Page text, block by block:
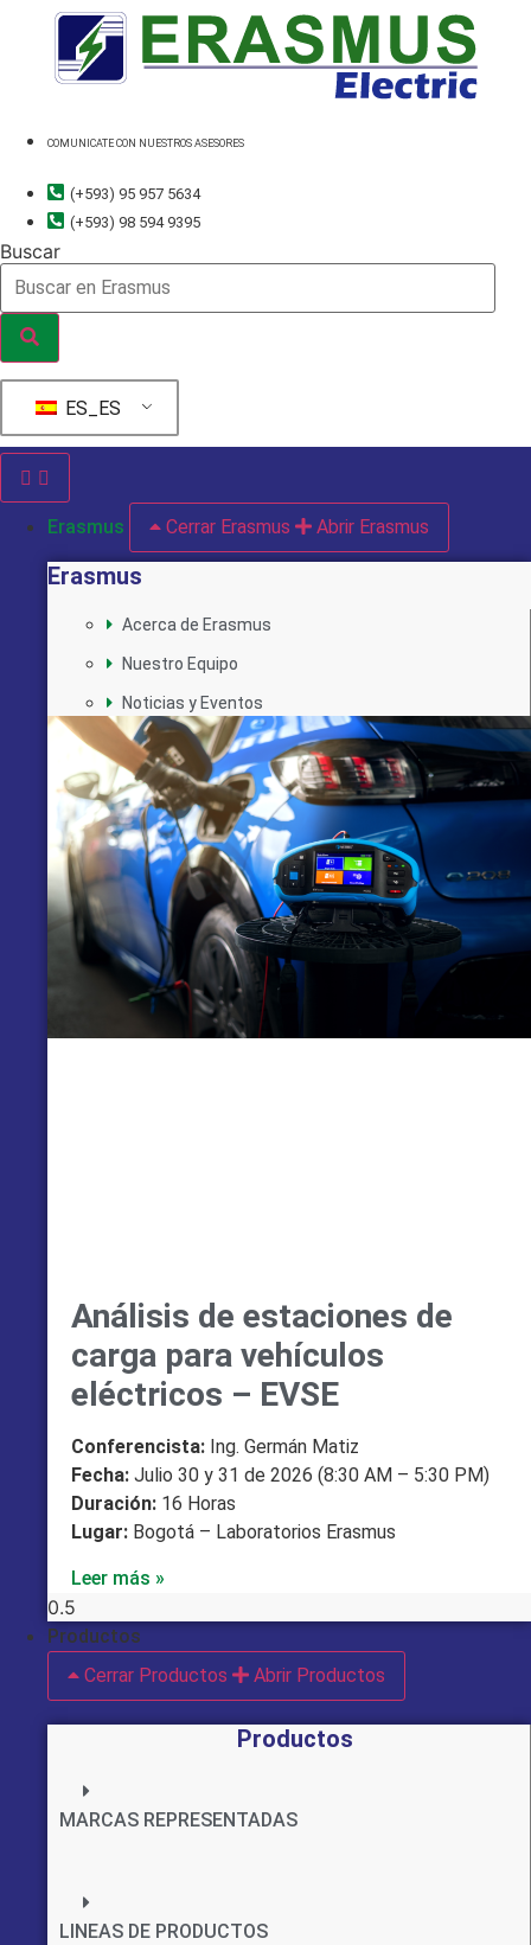
contenido
COMUNICATE CON NUESTROS ASESORES
(+593) 95 957 5634
(+593) 98 594 9395
Buscar
ES_ES
Erasmus Cerrar Erasmus Abrir Erasmus
Erasmus
Acerca de Erasmus
Nuestro Equipo
Noticias y Eventos
Análisis de estaciones de
carga para vehículos
eléctricos – EVSE
Conferencista: Ing. Germán Matiz
Fecha: Julio 30 y 31 de 2026 (8:30 AM – 5:30 PM)
Duración: 16 Horas
Lugar: Bogotá – Laboratorios Erasmus
Leer más »
Productos
Cerrar Productos
Abrir Productos
Productos
MARCAS REPRESENTADAS
LINEAS DE PRODUCTOS